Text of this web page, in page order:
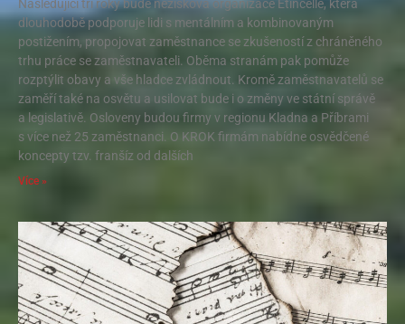
Následující tři roky bude nezisková organizace Etincelle, která
dlouhodobě podporuje lidi s mentálním a kombinovaným
postižením, propojovat zaměstnance se zkušeností z chráněného
trhu práce se zaměstnavateli. Oběma stranám pak pomůže
rozptýlit obavy a vše hladce zvládnout. Kromě zaměstnavatelů se
zaměří také na osvětu a usilovat bude i o změny ve státní správě
a legislativě. Osloveny budou firmy v regionu Kladna a Příbrami
s více než 25 zaměstnanci. O KROK firmám nabídne osvědčené
koncepty tzv. franšíz od dalších
Více »